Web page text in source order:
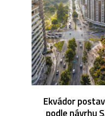
Ekvádor
podle návrhu